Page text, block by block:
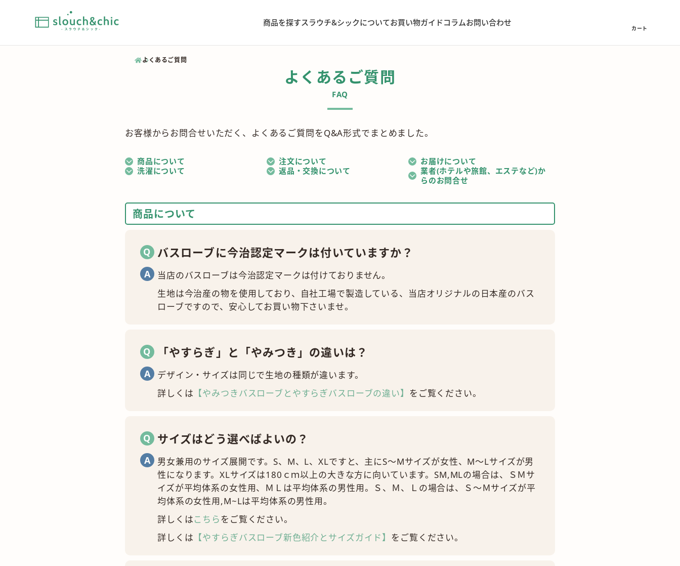
商品を探すスラウチ&シックについてお買い物ガイド コラムお問い合わせ
カート
よくあるご質問
よくあるご質問
FAQ
お客様からお問合せいただく、よくあるご質問をQ&A形式でまとめました。
商品について 注文について
お届けについて
洗濯について
返品・交換について
業者(ホテルや旅館、エステなど)か
らのお問合せ
商品について
バスローブに今治認定マークは付いていますか？
当店のバスローブは今治認定マークは付けておりません。
生地は今治産の物を使用しており、自社工場で製造している、当店オリジナルの日本産のバス
ローブですので、安心してお買い物下さいませ。
「やすらぎ」と「やみつき」の違いは？
デザイン・サイズは同じで生地の種類が違います。
詳しくは 【やみつきバスローブとやすらぎバスローブの違い】 をご覧ください。
サイズはどう選べばよいの？
男女兼用のサイズ展開です。S、M、L、XLですと、主にS～Mサイズが女性、M～Lサイズが男
性になります。XLサイズは180ｃｍ以上の大きな方に向いています。SM,MLの場合は、ＳＭサ
イズが平均体系の女性用、ＭＬは平均体系の男性用。Ｓ、Ｍ、Ｌの場合は、Ｓ～Ｍサイズが平
均体系の女性用,M~Lは平均体系の男性用。
詳しくはこちら をご覧ください。
詳しくは 【やすらぎバスローブ新色紹介とサイズガイド】 をご覧ください。